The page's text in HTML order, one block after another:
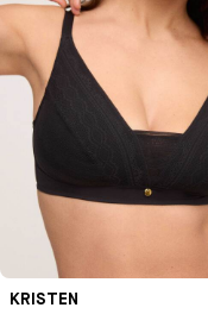
KRISTEN